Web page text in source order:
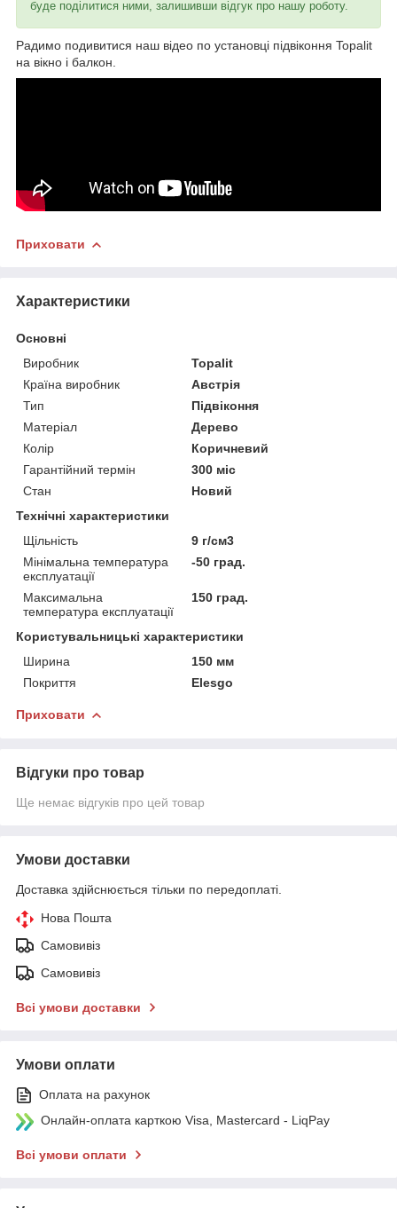
буде поділитися ними, залишивши відгук про нашу роботу.
Радимо подивитися наш відео по установці підвіконня Topalit
на вікно і балкон.
Приховати
Характеристики
Основні
Виробник
Topalit
Країна виробник
Австрія
Тип
Підвіконня
Матеріал
Дерево
Колір
Коричневий
Гарантійний термін
300 міс
Стан
Новий
Технічні характеристики
Щільність
9 г/см3
Мінімальна температура
експлуатації
-50 град.
Максимальна
температура експлуатації
150 град.
Користувальницькі характеристики
Ширина
150 мм
Покриття
Elesgo
Приховати
Відгуки про товар
Ще немає відгуків про цей товар
Умови доставки
Доставка здійснюється тільки по передоплаті.
Нова Пошта
Самовивіз
Самовивіз
Всі умови доставки
Умови оплати
Оплата на рахунок
Онлайн-оплата карткою Visa, Mastercard - LiqPay
Всі умови оплати